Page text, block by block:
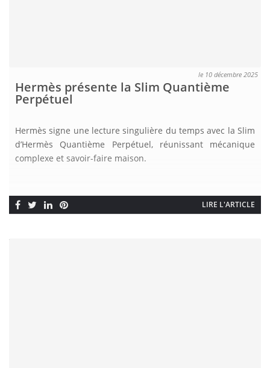
le 10 décembre 2025
Hermès présente la Slim Quantième
Perpétuel
Hermès signe une lecture singulière du temps avec la Slim
d’Hermès Quantième Perpétuel, réunissant mécanique
complexe et savoir-faire maison.
LIRE L'ARTICLE